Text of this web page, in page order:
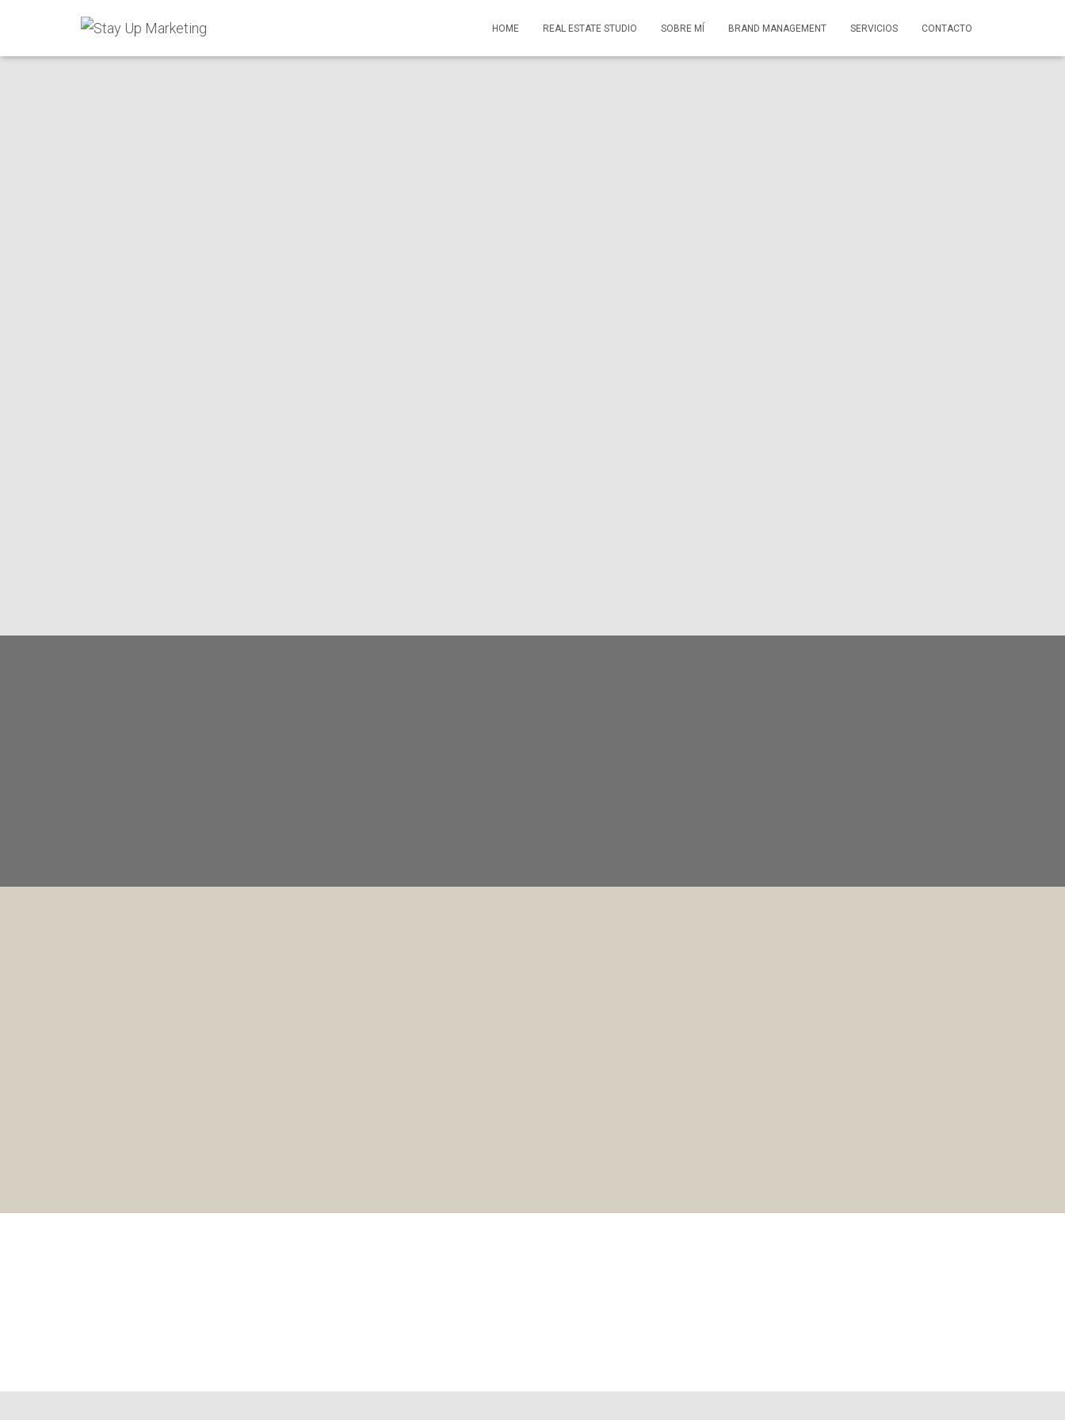
HOME REAL ESTATE STUDIO SOBRE MÍ BRAND MANAGEMENT SERVICIOS CONTACTO